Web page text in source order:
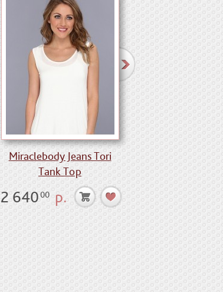
Miraclebody Jeans Tori
Tank Top
2 64000 р.
Hurley
2 065 00 р.